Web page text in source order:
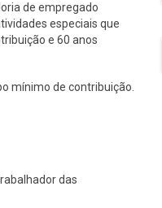
de empregado
especiais que
e 60 anos
mínimo de contribuição.
das